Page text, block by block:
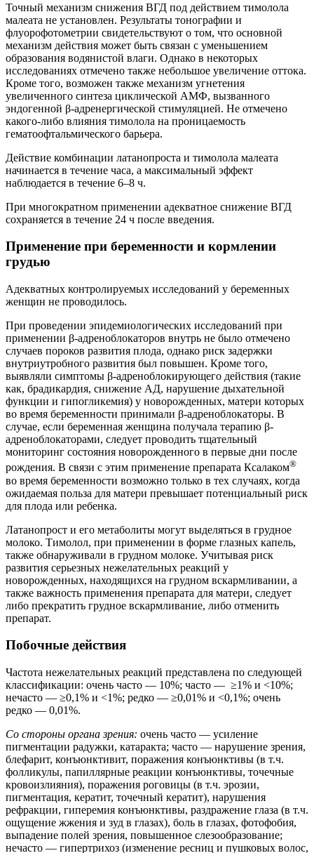
Точный механизм снижения ВГД под действием тимолола
малеата не установлен. Результаты тонографии и
флуорофотометрии свидетельствуют о том, что основной
механизм действия может быть связан с уменьшением
образования водянистой влаги. Однако в некоторых
исследованиях отмечено также небольшое увеличение оттока.
Кроме того, возможен также механизм угнетения
увеличенного синтеза циклической АМФ, вызванного
эндогенной β-адренергической стимуляцией. Не отмечено
какого-либо влияния тимолола на проницаемость
гематоофтальмического барьера.
Действие комбинации латанопроста и тимолола малеата
начинается в течение часа, а максимальный эффект
наблюдается в течение 6–8 ч.
При многократном применении адекватное снижение ВГД
сохраняется в течение 24 ч после введения.
Применение при беременности и кормлении
грудью
Адекватных контролируемых исследований у беременных
женщин не проводилось.
При проведении эпидемиологических исследований при
применении β-адреноблокаторов внутрь не было отмечено
случаев пороков развития плода, однако риск задержки
внутриутробного развития был повышен. Кроме того,
выявляли симптомы β-адреноблокирующего действия (такие
как, брадикардия, снижение АД, нарушение дыхательной
функции и гипогликемия) у новорожденных, матери которых
во время беременности принимали β-адреноблокаторы. В
случае, если беременная женщина получала терапию β-
адреноблокаторами, следует проводить тщательный
мониторинг состояния новорожденного в первые дни после
рождения. В связи с этим применение препарата Ксалаком®
во время беременности возможно только в тех случаях, когда
ожидаемая польза для матери превышает потенциальный риск
для плода или ребенка.
Латанопрост и его метаболиты могут выделяться в грудное
молоко. Тимолол, при применении в форме глазных капель,
также обнаруживали в грудном молоке. Учитывая риск
развития серьезных нежелательных реакций у
новорожденных, находящихся на грудном вскармливании, а
также важность применения препарата для матери, следует
либо прекратить грудное вскармливание, либо отменить
препарат.
Побочные действия
Частота нежелательных реакций представлена по следующей
классификации: очень часто — 10%; часто — ≥1% и <10%;
нечасто — ≥0,1% и <1%; редко — ≥0,01% и <0,1%; очень
редко — 0,01%.
Со стороны органа зрения: очень часто — усиление
пигментации радужки, катаракта; часто — нарушение зрения,
блефарит, конъюнктивит, поражения конъюнктивы (в т.ч.
фолликулы, папиллярные реакции конъюнктивы, точечные
кровоизлияния), поражения роговицы (в т.ч. эрозии,
пигментация, кератит, точечный кератит), нарушения
рефракции, гиперемия конъюнктивы, раздражение глаза (в т.ч.
ощущение жжения и зуд в глазах), боль в глазах, фотофобия,
выпадение полей зрения, повышенное слезообразование;
нечасто — гипертрихоз (изменение ресниц и пушковых волос,